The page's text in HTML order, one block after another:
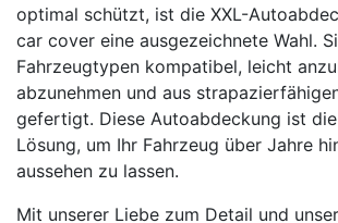
optimal schützt, ist die XXL-
car cover eine ausgezeichnete Wahl.
Fahrzeugtypen kompatibel, leicht
abzunehmen und aus
gefertigt. Diese Autoabdeckung ist
Lösung, um Ihr Fahrzeug über Jahre
aussehen zu lassen.
Mit unserer Liebe zum Detail und